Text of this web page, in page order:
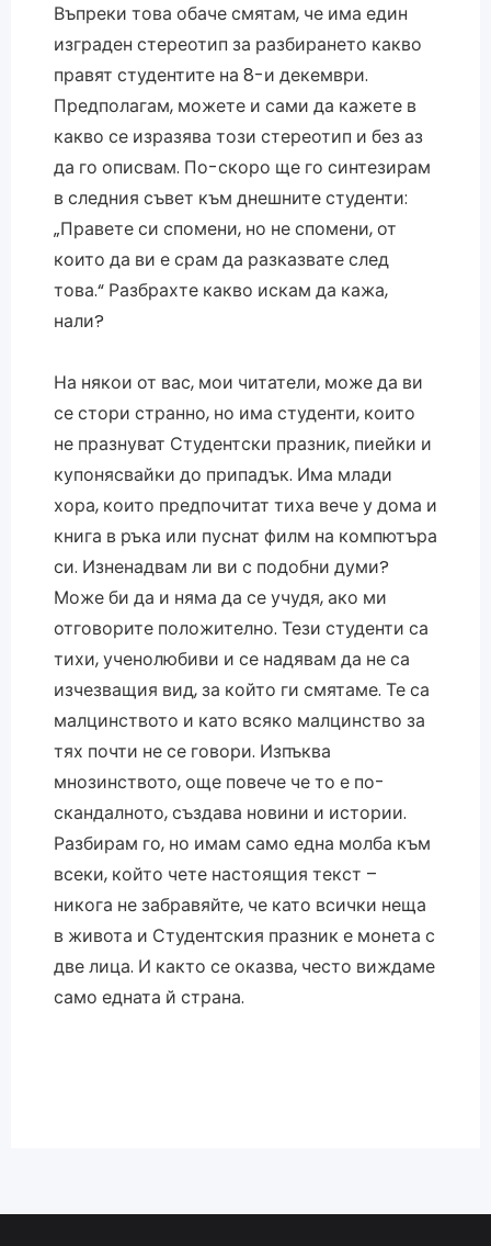
Въпреки това обаче смятам, че има един
изграден стереотип за разбирането какво
правят студентите на 8-и декември.
Предполагам, можете и сами да кажете в
какво се изразява този стереотип и без аз
да го описвам. По-скоро ще го синтезирам
в следния съвет към днешните студенти:
„Правете си спомени, но не спомени, от
които да ви е срам да разказвате след
това.“ Разбрахте какво искам да кажа,
нали?
На някои от вас, мои читатели, може да ви
се стори странно, но има студенти, които
не празнуват Студентски празник, пиейки и
купонясвайки до припадък. Има млади
хора, които предпочитат тиха вече у дома и
книга в ръка или пуснат филм на компютъра
си. Изненадвам ли ви с подобни думи?
Може би да и няма да се учудя, ако ми
отговорите положително. Тези студенти са
тихи, ученолюбиви и се надявам да не са
изчезващия вид, за който ги смятаме. Те са
малцинството и като всяко малцинство за
тях почти не се говори. Изпъква
мнозинството, още повече че то е по-
скандалното, създава новини и истории.
Разбирам го, но имам само една молба към
всеки, който чете настоящия текст –
никога не забравяйте, че като всички неща
в живота и Студентския празник е монета с
две лица. И както се оказва, често виждаме
само едната й страна.